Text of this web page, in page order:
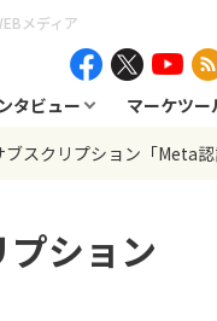
メディア
タビュー マーケツー
スクリプション「Meta
ション